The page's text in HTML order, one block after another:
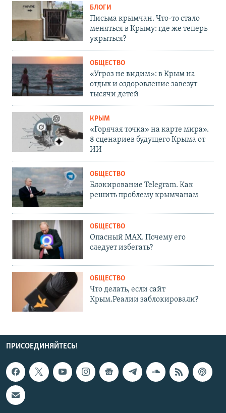
БЛОГИ
Письма крымчан. Что-то стало
меняться в Крыму: где же теперь
укрыться?
ОБЩЕСТВО
«Угроз не видим»: в Крым на
отдых и оздоровление завезут
тысячи детей
КРЫМ
«Горячая точка» на карте мира».
8 сценариев будущего Крыма от
ИИ
ОБЩЕСТВО
Блокирование Telegram. Как
решить проблему крымчанам
ОБЩЕСТВО
Опасный MAX. Почему его
следует избегать?
ОБЩЕСТВО
Что делать, если сайт
Крым.Реалии заблокировали?
ПРИСОЕДИНЯЙТЕСЬ!